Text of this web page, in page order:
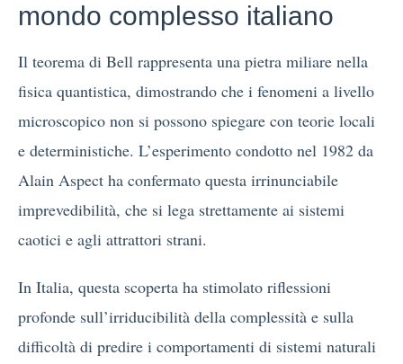
mondo complesso italiano
Il teorema di Bell rappresenta una pietra miliare nella
fisica quantistica, dimostrando che i fenomeni a livello
microscopico non si possono spiegare con teorie locali
e deterministiche. L’esperimento condotto nel 1982 da
Alain Aspect ha confermato questa irrinunciabile
imprevedibilità, che si lega strettamente ai sistemi
caotici e agli attrattori strani.
In Italia, questa scoperta ha stimolato riflessioni
profonde sull’irriducibilità della complessità e sulla
difficoltà di predire i comportamenti di sistemi naturali